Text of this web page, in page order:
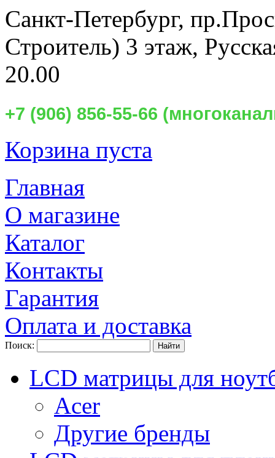
Санкт-Петербург,
Строитель) 3 этаж,
20.00
+7 (906) 856-55-66
Корзина пуста
Главная
О магазине
Каталог
Контакты
Гарантия
Оплата и доставка
Поиск:
LCD матрицы для
Acer
Другие бренды